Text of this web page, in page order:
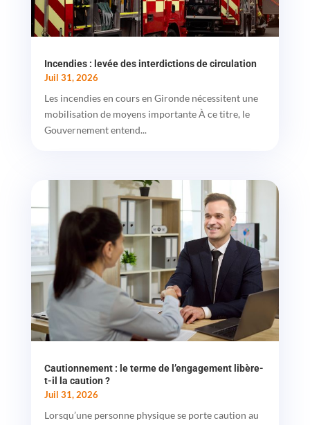
Incendies : levée des interdictions de circulation
Juil 31, 2026
Les incendies en cours en Gironde nécessitent une
mobilisation de moyens importante À ce titre, le
Gouvernement entend...
Cautionnement : le terme de l’engagement libère-
t-il la caution ?
Juil 31, 2026
Lorsqu’une personne physique se porte caution au